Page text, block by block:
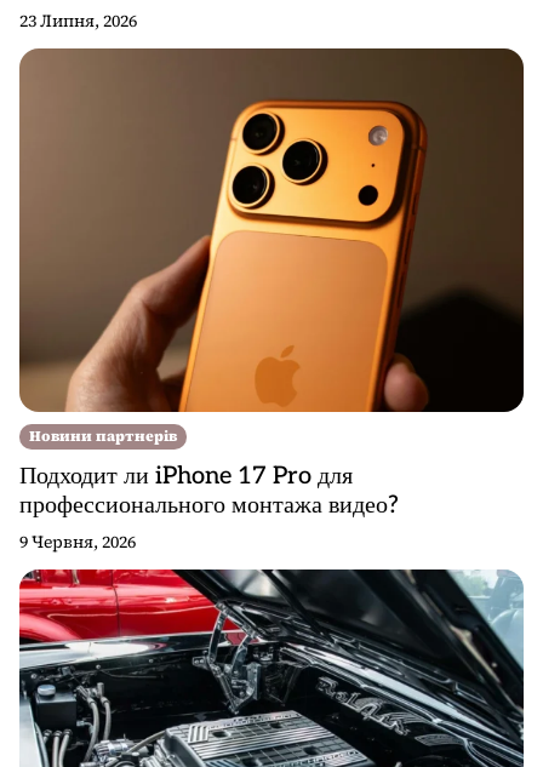
23 Липня, 2026
Новини партнерів
Подходит ли iPhone 17 Pro для
профессионального монтажа видео?
9 Червня, 2026